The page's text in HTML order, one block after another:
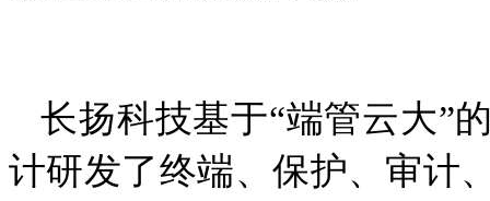
长扬科技基于“端管云大”
计研发了终端、保护、审计